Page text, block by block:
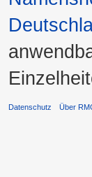
Datenschutz Über